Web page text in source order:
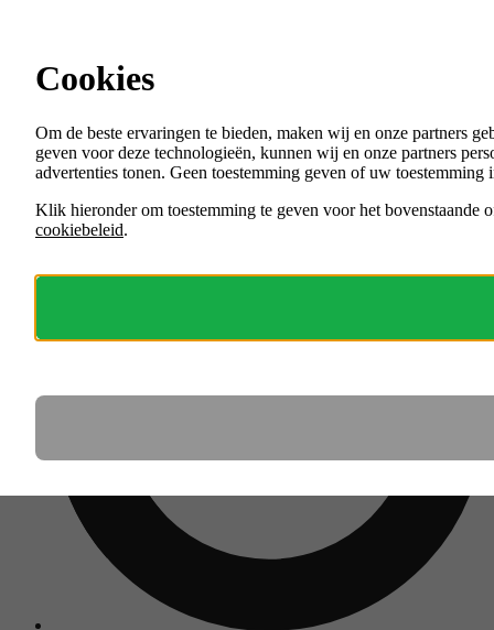
Menu
VACATURES
ORGANISATIES
Cookies
Om de beste ervaringen te bieden, maken wij en onze partners
geven voor deze technologieën, kunnen wij en onze partners
advertenties tonen. Geen toestemming geven of uw
Klik hieronder om toestemming te geven voor het bovenstaande
cookiebeleid.